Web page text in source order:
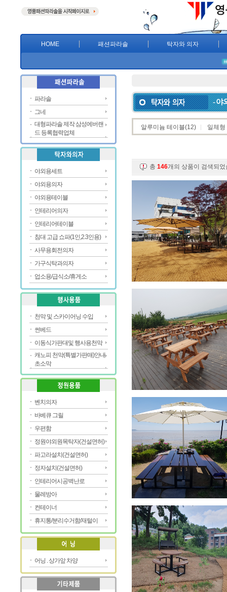
HOME 패션파라솔 탁자와 의자
파라솔
그네
대형파라솔 제작 삼성에버랜
드 등록협력업체
야외용세트
야외용의자
야외용테이블
인테리어의자
인테리어테이블
침대 고급 쇼파(1인,2.3인용)
사무용회전의자
가구식탁과의자
업소용/급식소/휴게소
천막 및 스카이어닝 수입
썬베드
이동식가판대및 행사용천막
캐노피 천막(특별가판매)안내
초소막
벤치의자
바베큐 그릴
우편함
정원야외원목탁자(건설면허)
파고라설치(건설면허)
정자설치(건설면허)
인테리어시공벽난로
물레방아
컨테이너
휴지통/분리수거함/재털이
어닝 . 상가앞 차양
- 야
알루미늄 테이블(12) 일체
총 146개의 상품이 검색되었